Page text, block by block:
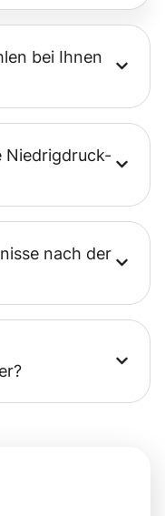
bei Ihnen
Niedrigdruck-
nach der